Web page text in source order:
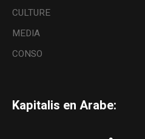
CULTURE
MEDIA
CONSO
Kapitalis en Arabe: